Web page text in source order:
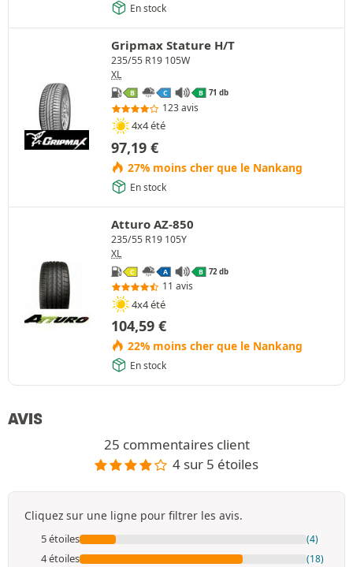
En stock
Gripmax Stature H/T
235/55 R19 105W
XL
B C B 71 db
123 avis
4x4 été
97,19 €
27% moins cher que le Nankang
En stock
Atturo AZ-850
235/55 R19 105Y
XL
C A B 72 db
11 avis
4x4 été
104,59 €
22% moins cher que le Nankang
En stock
AVIS
25 commentaires client
4 sur 5 étoiles
Cliquez sur une ligne pour filtrer les avis.
5 étoiles (4)
4 étoiles (18)